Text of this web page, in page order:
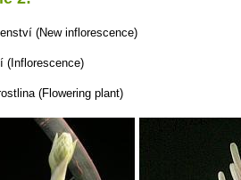
(New inflorescence)
(Inflorescence)
(Flowering plant)